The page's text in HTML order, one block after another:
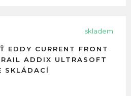
skladem
EDDY CURRENT FRONT
ADDIX ULTRASOFT
SKLÁDACÍ